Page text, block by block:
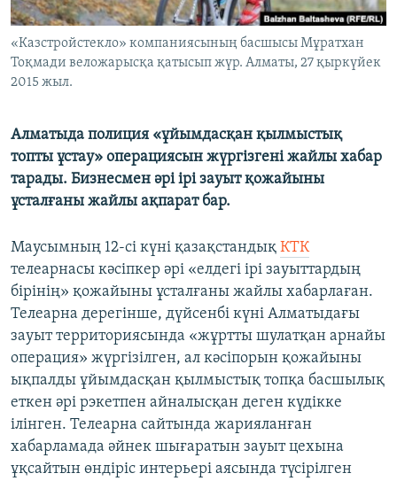
Басқа тілдерде
«Казстройстекло» компаниясының басшысы Мұратхан
Тоқмади веложарысқа қатысып жүр. Алматы, 27 қыркүйек
2015 жыл.
Алматыда полиция «ұйымдасқан қылмыстық
топты ұстау» операциясын жүргізгені жайлы хабар
тарады. Бизнесмен әрі ірі зауыт қожайыны
ұсталғаны жайлы ақпарат бар.
Маусымның 12-сі күні қазақстандық КТК
телеарнасы кәсіпкер әрі «елдегі ірі зауыттардың
бірінің» қожайыны ұсталғаны жайлы хабарлаған.
Телеарна дерегінше, дүйсенбі күні Алматыдағы
зауыт территориясында «жұртты шулатқан арнайы
операция» жүргізілген, ал кәсіпорын қожайыны
ықпалды ұйымдасқан қылмыстық топқа басшылық
еткен әрі рэкетпен айналысқан деген күдікке
ілінген. Телеарна сайтында жарияланған
хабарламада әйнек шығаратын зауыт цехына
ұқсайтын өндіріс интерьері аясында түсірілген